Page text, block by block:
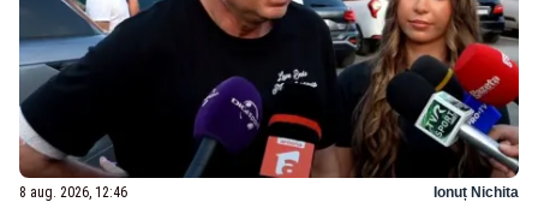
8 aug. 2026, 12:46 Ionuț Nichita